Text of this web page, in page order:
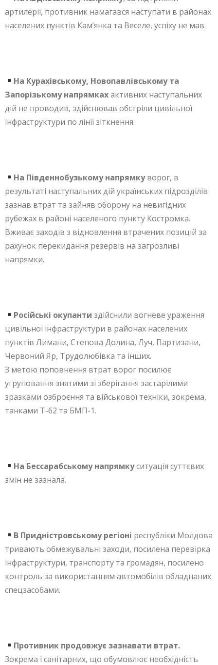
артилерії, противник намагався наступати в районах
населених пунктів Кам’янка та Веселе, успіху не мав.
На Курахівському, Новопавлівському та
Запорізькому напрямкахактивних наступальних
дій не проводив, здійснював обстріли цивільної
інфраструктури по лінії зіткнення.
На Південнобузькому напрямкуворог, в
результаті наступальних дій українських підрозділів
зазнав втрат та зайняв оборону на невигідних
рубежах в районі населеного пункту Костромка.
Вживає заходів з відновлення втрачених позицій за
рахунок перекидання резервів на загрозливі
напрямки.
Російські окупанти здійснили вогневе ураження
цивільної інфраструктури в районах населених
пунктів Лимани, Степова Долина, Луч, Партизани,
Червоний Яр, Трудолюбівка та інших.
З метою поповнення втрат ворог посилює
угруповання знятими зі зберігання застарілими
зразками озброєння та військової техніки, зокрема,
танками Т-62 та БМП-1.
На Бессарабському напрямкуситуація суттєвих
змін не зазнала.
В Придністровському регіоні республіки Молдова
тривають обмежувальні заходи, посилена перевірка
інфраструктури, транспорту та громадян, посилено
контроль за використанням автомобілів обладнаних
спецзасобами.
Противник продовжує зазнавати втрат.
Зокрема і санітарних, що обумовлює необхідність